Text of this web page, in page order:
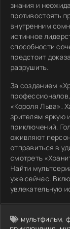
знания и
противостоять
внутренним
истинное
способности
предстоит
разрушить.
За созданием
«Короля Льва».
зрителям яркую
приключений.
оживляют
отправиться в
смотреть
Найти
уже сейчас.
увлекательную
мультфильм,